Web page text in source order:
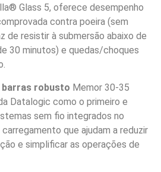
Glass 5, oferece desempenho
contra poeira (sem
de resistir à submersão abaixo de
30 minutos) e quedas/choques
robusto Memor 30-35
Datalogic como o primeiro e
sem fio integrados no
que ajudam a reduzir
e simplificar as operações de